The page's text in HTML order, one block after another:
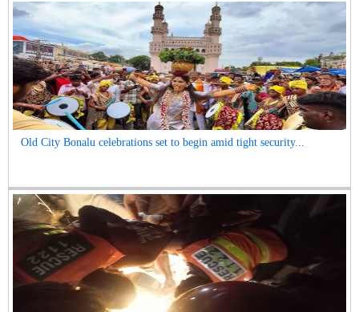
Old City Bonalu celebrations set to begin amid tight security...